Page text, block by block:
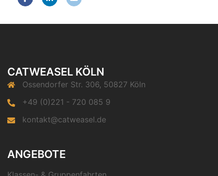
CATWEASEL KÖLN
Ossendorfer Str. 306, 50827 Köln
+49 (0)221 - 720 085 9
kontakt@catweasel.de
ANGEBOTE